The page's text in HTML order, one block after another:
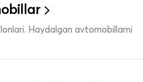
Haydalgan avtomobillarni